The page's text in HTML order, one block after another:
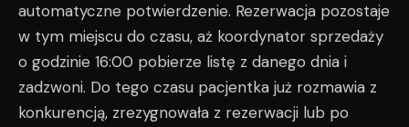
automatyczne potwierdzenie. Rezerwacja pozostaje
w tym miejscu do czasu, aż koordynator sprzedaży
o godzinie 16:00 pobierze listę z danego dnia i
zadzwoni. Do tego czasu pacjentka już rozmawia z
konkurencją, zrezygnowała z rezerwacji lub po